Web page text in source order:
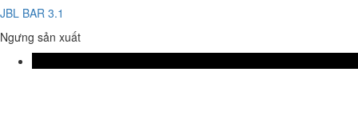
JBL BAR 3.1
Ngưng sản xuất